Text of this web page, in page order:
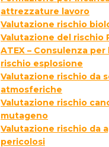
attrezzature lavoro
Valutazione rischio
Valutazione del rischio
ATEX – Consulenza
rischio esplosione
Valutazione rischio da
atmosferiche
Valutazione rischio
mutageno
Valutazione rischio da
pericolosi